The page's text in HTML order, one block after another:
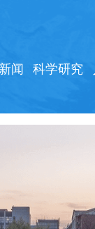
闻 科学研究